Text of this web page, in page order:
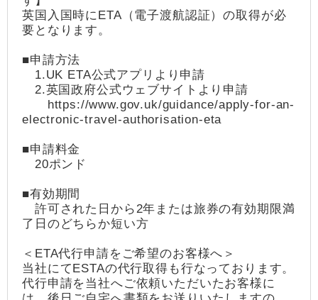
英国入国時にETA（電子渡航認証）の取得が必
要となります。
■申請方法
1.UK ETA公式アプリより申請
2.英国政府公式ウェブサイトより申請
https://www.gov.uk/guidance/apply-for-an-
electronic-travel-authorisation-eta
■申請料金
20ポンド
■有効期間
許可された日から2年または旅券の有効期限満
了日のどちらか短い方
＜ETA代行申請をご希望のお客様へ＞
当社にてESTAの代行取得も行なっております。
代行申請を当社へご依頼いただいたお客様に